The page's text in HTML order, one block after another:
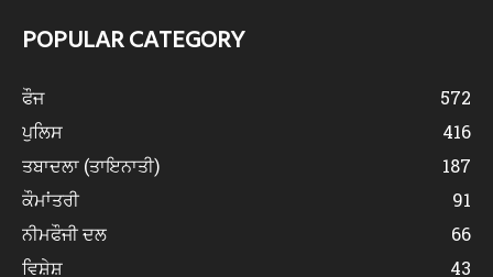
POPULAR CATEGORY
ਫੌਜ
572
ਪੁਲਿਸ
416
ਤਬਾਦਲਾ (ਤਾਇਨਾਤੀ)
187
ਕੌਮਾਂਤਰੀ
91
ਨੀਮਫੌਜੀ ਦਲ
66
ਵਿਸ਼ੇਸ਼
43